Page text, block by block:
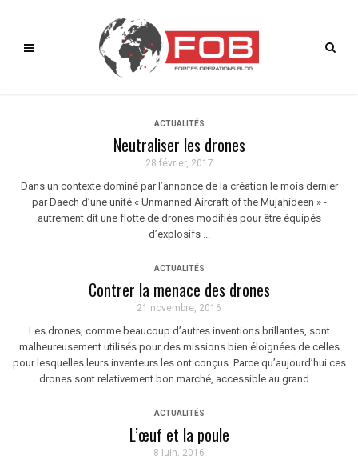
ACTUALITÉS
Neutraliser les drones
28 février, 2017
Dans un contexte dominé par l’annonce de la création le mois dernier
par Daech d’une unité « Unmanned Aircraft of the Mujahideen » -
autrement dit une flotte de drones modifiés pour être équipés
d’explosifs ...
ACTUALITÉS
Contrer la menace des drones
21 novembre, 2016
Les drones, comme beaucoup d’autres inventions brillantes, sont
malheureusement utilisés pour des missions bien éloignées de celles
pour lesquelles leurs inventeurs les ont conçus. Parce qu’aujourd’hui ces
drones sont relativement bon marché, accessible au grand ...
ACTUALITÉS
L’œuf et la poule
8 juin, 2016